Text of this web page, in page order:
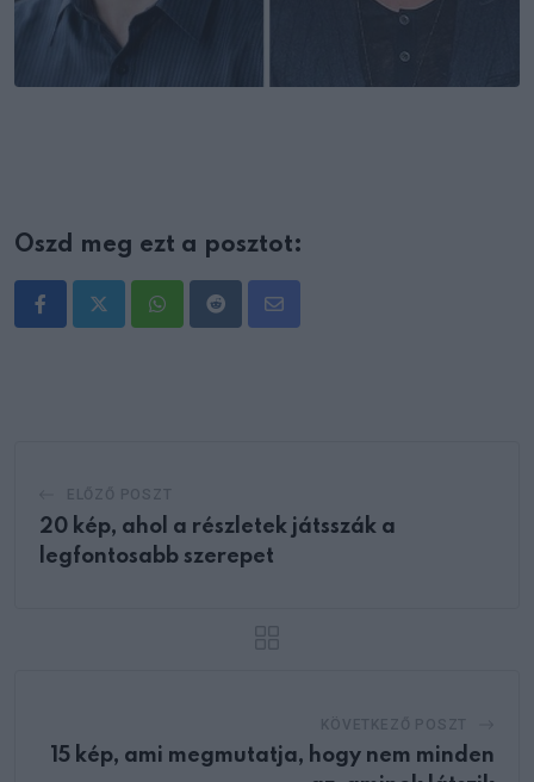
Oszd meg ezt a posztot:
WhatsappRedditShare
20 kép, ahol a részletek játsszák a
legfontosabb szerepet
15 kép, ami megmutatja, hogy nem minden